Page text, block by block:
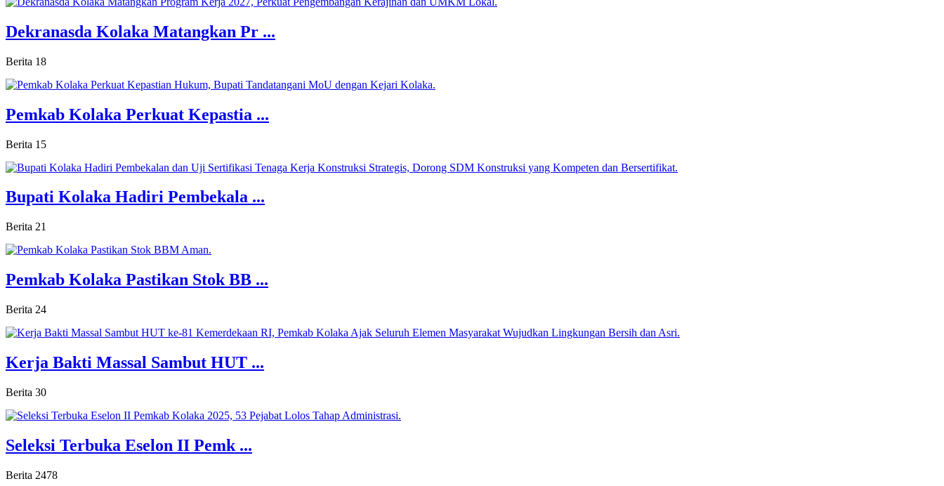
Dekranasda Kolaka Matangkan Pr ...
Berita 18
Pemkab Kolaka Perkuat Kepastia ...
Berita 15
Bupati Kolaka Hadiri Pembekala ...
Berita 21
Pemkab Kolaka Pastikan Stok BB ...
Berita 24
Kerja Bakti Massal Sambut HUT ...
Berita 30
Seleksi Terbuka Eselon II Pemk ...
Berita 2478